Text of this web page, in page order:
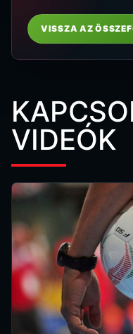
VISSZA AZ
VIDEÓK